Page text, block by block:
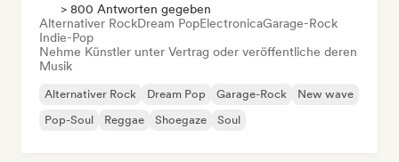
> 800 Antworten gegeben
Alternativer RockDream PopElectronicaGarage-Rock
Indie-Pop
Nehme Künstler unter Vertrag oder veröffentliche deren
Musik
Alternativer Rock Dream Pop Garage-Rock
New wave
Pop-Soul
Reggae Shoegaze Soul